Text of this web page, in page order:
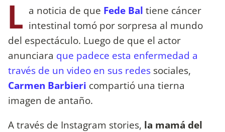
L a noticia de que Fede Bal tiene cáncer
intestinal tomó por sorpresa al mundo
del espectáculo. Luego de que el actor
anunciara que padece esta enfermedad a
través de un video en sus redes sociales,
Carmen Barbieri compartió una tierna
imagen de antaño.
A través de Instagram stories, la mamá del